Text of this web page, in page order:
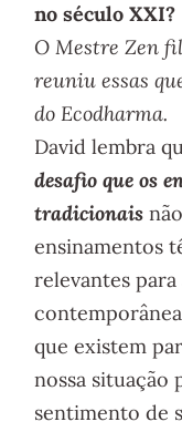
no século XXI?
O Mestre Zen
reuniu essas
do Ecodharma.
David lembra
desafio que os
tradicionais
ensinamentos
relevantes para
que existem
nossa situação
sentimento de